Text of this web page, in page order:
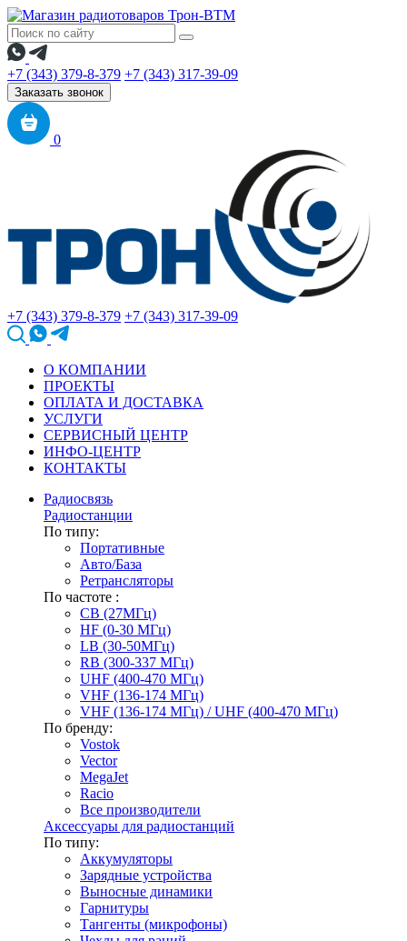
+7 (343) 379-8-379 +7 (343) 317-39-09
Заказать звонок
0
+7 (343) 379-8-379 +7 (343) 317-39-09
О КОМПАНИИ
ПРОЕКТЫ
ОПЛАТА И ДОСТАВКА
УСЛУГИ
СЕРВИСНЫЙ ЦЕНТР
ИНФО-ЦЕНТР
КОНТАКТЫ
Радиосвязь
Радиостанции
По типу:
Портативные
Авто/База
Ретрансляторы
По частоте :
CB (27МГц)
HF (0-30 МГц)
LB (30-50МГц)
RB (300-337 МГц)
UHF (400-470 МГц)
VHF (136-174 МГц)
VHF (136-174 МГц) / UHF (400-470 МГц)
По бренду:
Vostok
Vector
MegaJet
Racio
Все производители
Аксессуары для радиостанций
По типу:
Аккумуляторы
Зарядные устройства
Выносные динамики
Гарнитуры
Тангенты (микрофоны)